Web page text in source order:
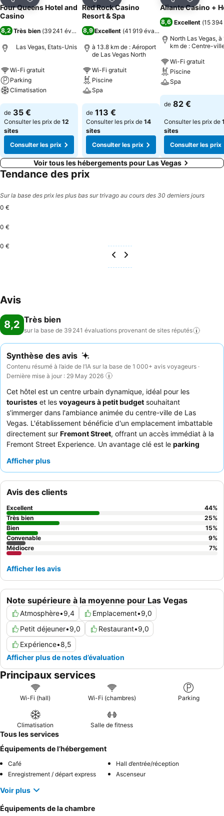
PartagerAjouter à mes favoris
Four Queens Hotel and
Casino
8,2 Très bien (39 241 évaluations)
Las Vegas, Etats-Unis
Wi-Fi gratuit
Parking
Climatisation
Consulter les prix
de 35 €
Consulter les prix de 12
sites
Consulter les prix
PartagerAjouter à mes favoris
Red Rock Casino
Resort & Spa
8,9 Excellent (41 919 évaluations
à 13.8 km de : Aéroport
de Las Vegas North
Wi-Fi gratuit
Piscine
Spa
Consulter les prix
de 113 €
Consulter les prix de 14
sites
Consulter les prix
PartagerAjouter
Aliante Casino +
8,6 Excellent (15
North Las Vegas, à
km de : Centre-
Wi-Fi gratuit
Piscine
Spa
Consulter les
de 82 €
Consulter les prix de
sites
Consulter les prix
Voir tous les hébergements pour Las Vegas
Tendance des prix
Sur la base des prix les plus bas sur trivago au cours des 30 derniers jours
0 €
0 €
0 €
Avis
8,2 Très bien
sur la base de 39 241 évaluations provenant de sites réputés
Synthèse des avis
Contenu résumé à l’aide de l’IA sur la base de 1 000+ avis voyageurs ·
Dernière mise à jour : 29 May 2026
Cet hôtel est un centre urbain dynamique, idéal pour les
touristes et les voyageurs à petit budget souhaitant
s'immerger dans l'ambiance animée du centre-ville de Las
Vegas. L'établissement bénéficie d'un emplacement imbattable
directement sur Fremont Street, offrant un accès immédiat à la
Fremont Street Experience. Un avantage clé est le parking
animé. Les clients louent constamment le
Magnolia's Restaurant
côte de bœuf. Pour un séjour plus calme, les clients devraient
demander une chambre dans la
ou une chambre ne
donnant pas sur Fremont Street.
Afficher plus
Note supérieure à la moyenne pour Las Vegas
Atmosphère•9,4 Emplacement•9,0
Petit déjeuner•9,0 Restaurant•9,0
Expérience•8,5
Afficher plus de notes d’évaluation
Avis des clients
Excellent 44%
Très bien
25%
Bien
15%
Convenable
9%
Médiocre
7%
Afficher les avis
Principaux services
Wi-Fi (hall) Wi-Fi (chambres) Parking
Climatisation Salle de fitness
Tous les services
Équipements de l’hébergement
Café
Hall d’entrée/réception
Enregistrement / départ express
Ascenseur
Voir plus
Équipements de la chambre